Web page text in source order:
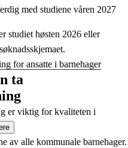
med studiene våren 2027
studiet høsten 2026 eller
for ansatte i barnehager
ta
er viktig for kvaliteten i
av alle kommunale barnehager.